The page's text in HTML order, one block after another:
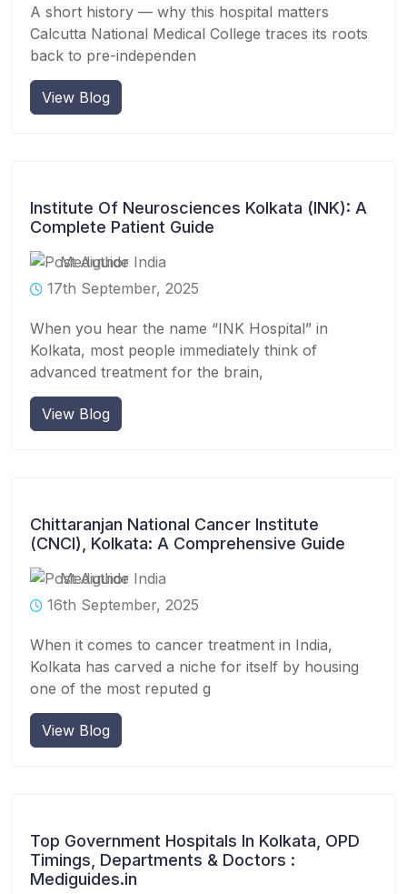
A short history — why this hospital matters
Calcutta National Medical College traces its roots
back to pre-independen
View Blog
Institute Of Neurosciences Kolkata (INK): A
Complete Patient Guide
Mediguide India
17th September, 2025
When you hear the name “INK Hospital” in
Kolkata, most people immediately think of
advanced treatment for the brain,
View Blog
Chittaranjan National Cancer Institute
(CNCI), Kolkata: A Comprehensive Guide
Mediguide India
16th September, 2025
When it comes to cancer treatment in India,
Kolkata has carved a niche for itself by housing
one of the most reputed g
View Blog
Top Government Hospitals In Kolkata, OPD
Timings, Departments & Doctors :
Mediguides.in